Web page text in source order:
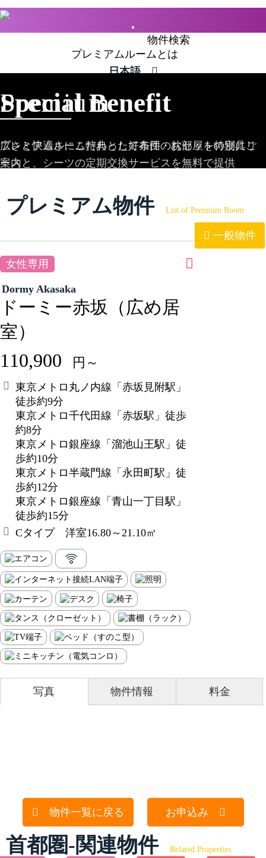
Mobile
Menu物件検索
プレミアムルームとは
日本語
Premium
広さと快適さにこだわった好条件のお部屋を特別にご
案内
more
Special Benefit
プレミアムルーム特典として布団・枕セットの寝具リ
ースと、シーツの定期交換サービスを無料で提供
more
プレミアム物件 List of Premium Room
一般物件
女性専用
Dormy Akasaka
ドーミー赤坂（広め居
室）
110,900 円～
東京メトロ丸ノ内線「赤坂見附駅」
徒歩約9分
東京メトロ千代田線「赤坂駅」徒歩
約8分
東京メトロ銀座線「溜池山王駅」徒
歩約10分
東京メトロ半蔵門線「永田町駅」徒
歩約12分
東京メトロ銀座線「青山一丁目駅」
徒歩約15分
Cタイプ 洋室16.80～21.10㎡
写真 物件情報 料金
物件一覧に戻る お申込み
首都圏-関連物件 Related Properties